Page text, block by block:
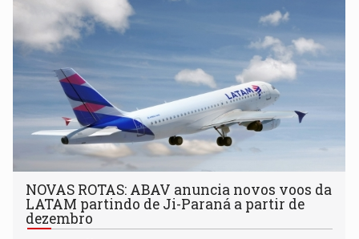
NOVAS ROTAS: ABAV anuncia novos voos da
LATAM partindo de Ji-Paraná a partir de
dezembro